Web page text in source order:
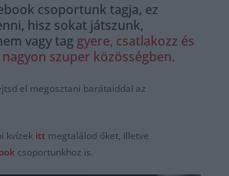
csoportunk tagja, ez
hisz sokat játszunk,
vagy tag gyere, csatlakozz és
szuper közösségben.
el megosztani barátaiddal az
kvízek itt megtalálod őket, illetve
csoportunkhoz is.